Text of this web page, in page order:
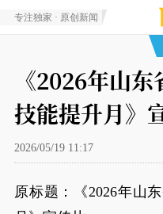
专注独家 · 原创新闻
《2026年山
技能提升月》
2026/05/19 11:17
原标题：《2026年山